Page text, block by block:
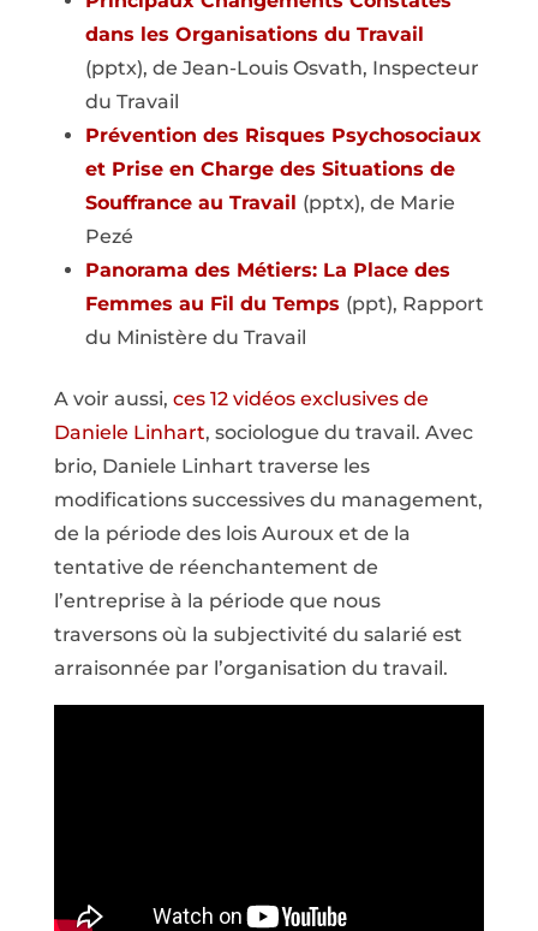
dans les Organisations du Travail
(pptx), de Jean-Louis Osvath, Inspecteur
du Travail
Prévention des Risques Psychosociaux
et Prise en Charge des Situations de
Souffrance au Travail (pptx), de Marie
Pezé
Panorama des Métiers: La Place des
Femmes au Fil du Temps (ppt), Rapport
du Ministère du Travail
A voir aussi, ces 12 vidéos exclusives de
Daniele Linhart, sociologue du travail. Avec
brio, Daniele Linhart traverse les
modifications successives du management,
de la période des lois Auroux et de la
tentative de réenchantement de
l’entreprise à la période que nous
traversons où la subjectivité du salarié est
arraisonnée par l’organisation du travail.